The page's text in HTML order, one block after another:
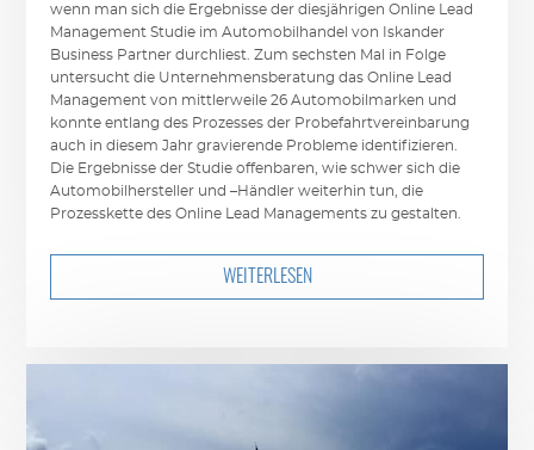
wenn man sich die Ergebnisse der diesjährigen Online Lead
Management Studie im Automobilhandel von Iskander
Business Partner durchliest. Zum sechsten Mal in Folge
untersucht die Unternehmensberatung das Online Lead
Management von mittlerweile 26 Automobilmarken und
konnte entlang des Prozesses der Probefahrtvereinbarung
auch in diesem Jahr gravierende Probleme identifizieren.
Die Ergebnisse der Studie offenbaren, wie schwer sich die
Automobilhersteller und –Händler weiterhin tun, die
Prozesskette des Online Lead Managements zu gestalten.
WEITERLESEN